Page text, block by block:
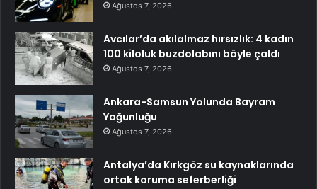
Ağustos 7, 2026
Avcılar’da akılalmaz hırsızlık: 4 kadın
100 kiloluk buzdolabını böyle çaldı
Ağustos 7, 2026
Ankara-Samsun Yolunda Bayram
Yoğunluğu
Ağustos 7, 2026
Antalya’da Kırkgöz su kaynaklarında
ortak koruma seferberliği